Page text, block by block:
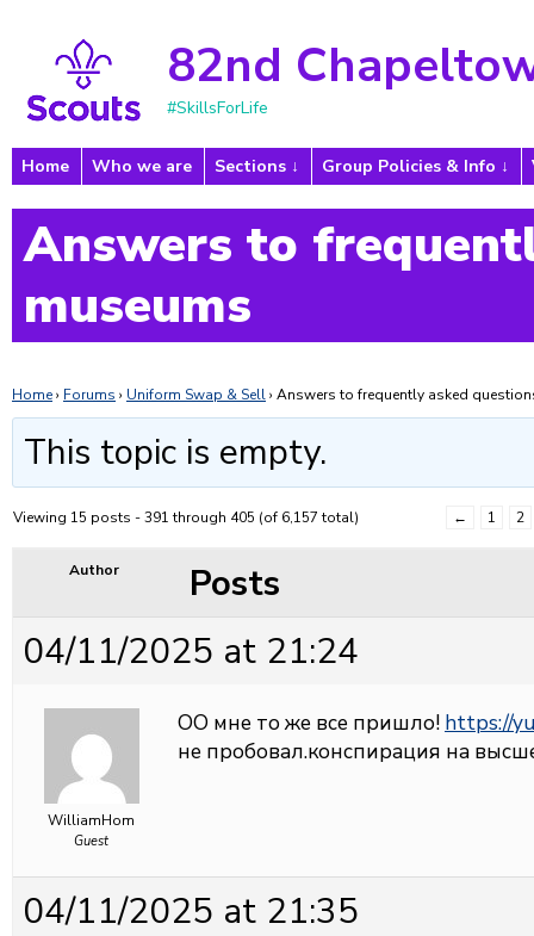
82nd
#SkillsForLife
Home Who we are Sections Group Policies & Info
Answers to
museums
Home› Forums › Uniform Swap & Sell› Answers to frequently asked
This topic is empty.
Viewing 15 posts - 391 through 405 (of 6,157 total) ← 1 2
Author
Posts
04/11/2025 at 21:24
WilliamHom
Guest
ОО мне то же все пришло! https://
не пробовал.конспирация на
04/11/2025 at 21:35